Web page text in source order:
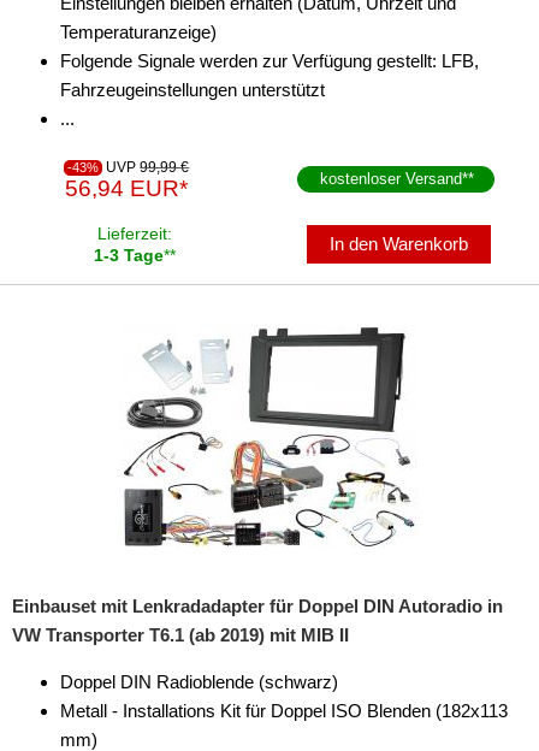
Temperaturanzeige)
Folgende Signale werden zur Verfügung gestellt: LFB,
Fahrzeugeinstellungen unterstützt
...
-43% UVP 99,99 €
56,94 EUR* kostenloser Versand**
Lieferzeit:
1-3 Tage**
In den Warenkorb
Einbauset mit Lenkradadapter für Doppel DIN Autoradio in
VW Transporter T6.1 (ab 2019) mit MIB II
Doppel DIN Radioblende (schwarz)
Metall - Installations Kit für Doppel ISO Blenden (182x113
mm)